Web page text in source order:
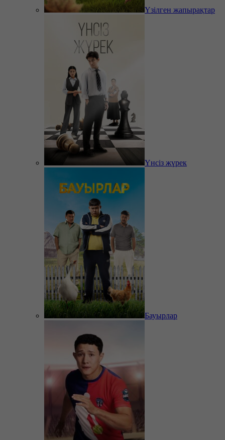
Үзілген жапырақтар
Үнсіз жүрек
Бауырлар